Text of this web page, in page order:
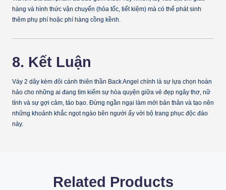
hàng và hình thức vận chuyển (hỏa tốc, tiết kiệm) mà có thể phát sinh
thêm phụ phí hoặc phí hàng cồng kềnh.
8. Kết Luận
Váy 2 dây kèm đôi cánh thiên thần Back Angel chính là sự lựa chọn hoàn
hảo cho những ai đang tìm kiếm sự hòa quyện giữa vẻ đẹp ngây thơ, nữ
tính và sự gợi cảm, táo bạo. Đừng ngần ngại làm mới bản thân và tạo nên
những khoảnh khắc ngọt ngào bên người ấy với bộ trang phục độc đáo
này.
Related Products